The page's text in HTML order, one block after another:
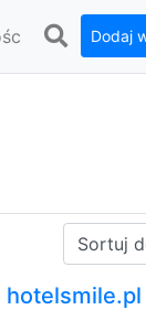
Dodaj
Sortuj:
hotelsmile.pl